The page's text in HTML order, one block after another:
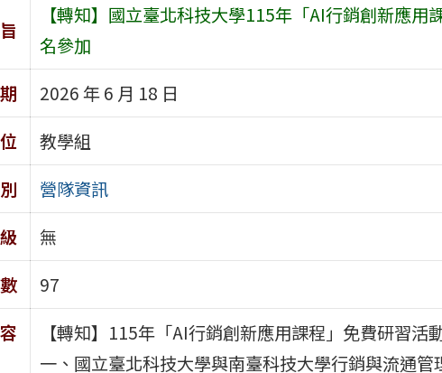
【轉知】國立臺北科技大學115年「AI行銷創新應
名參加
2026 年 6 月 18 日
教學組
營隊資訊
無
97
【轉知】115年「AI行銷創新應用課程」免費研習
一、國立臺北科技大學與南臺科技大學行銷與流通